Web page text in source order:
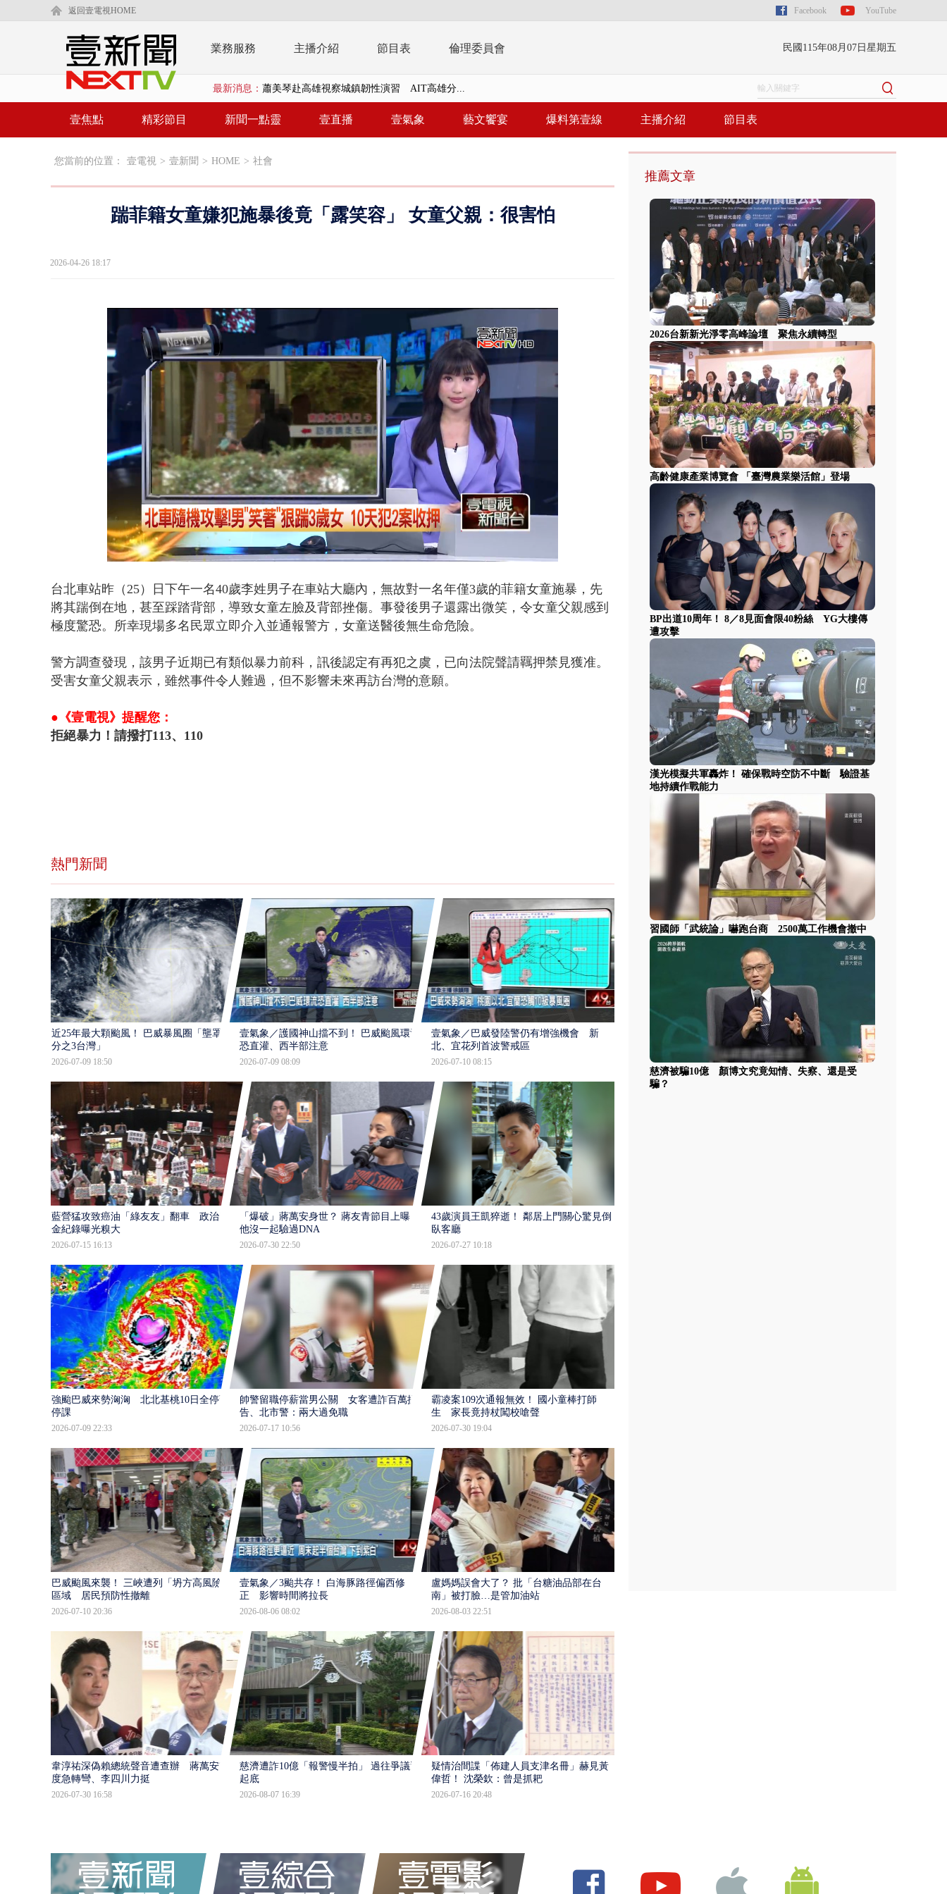
返回壹電視HOME Facebook YouTube
業務服務 主播介紹 節目表 倫理委員會 民國115年08月07日星期五
最新消息： 「鯨魚」挾風雨肆虐菲律賓 土石流災情釀6
BP出道10周年！ 8／8見面會限40粉絲 YG大...
沖繩機場航班取消！ 滯留旅客「拚手速」搶...
蕭美琴赴高雄視察城鎮韌性演習 AIT高雄分...
壹焦點 精彩節目 新聞一點靈 壹直播 壹氣象 藝文饗宴 爆料第壹線 主播介紹 節目表
您當前的位置： 壹電視 > 壹新聞 > HOME > 社會
踹菲籍女童嫌犯施暴後竟「露笑容」 女童父親：很害怕
2026-04-26 18:17
Unmute Loaded:
42.50%
台北車站昨（25） 日下午一名40歲李姓男子在車站大廳內，無故對一名年僅3歲的菲籍女童施暴，先
將其踹倒在地，甚至踩踏背部，導致女童左臉及背部挫傷。事發後男子還露出微笑，令女童父親感到
極度驚恐。 所幸現場多名民眾立即介入並通報警方，女童送醫後無生命危險。
警方調查發現，該男子近期已有類似暴力前科，訊後認定有再犯之虞，已向法院聲請羈押禁見獲准。
受害女童父親表示，雖然事件令人難過，但不影響未來再訪台灣的意願。
●《壹電視》提醒您：
拒絕暴力！請撥打113、110
熱門新聞
近25年最大顆颱風！ 巴威暴風圈「壟罩4
分之3台灣」
2026-07-09 18:50
壹氣象／護國神山擋不到！ 巴威颱風環流
恐直灌、西半部注意
2026-07-09 08:09
壹氣象／巴威發陸警仍有增強機會 新
北、宜花列首波警戒區
2026-07-10 08:15
藍營猛攻致癌油「綠友友」翻車 政治獻
金紀錄曝光糗大
2026-07-15 16:13
「爆破」蔣萬安身世？ 蔣友青節目上曝：
他沒一起驗過DNA
2026-07-30 22:50
43歲演員王凱猝逝！ 鄰居上門關心驚見倒
臥客廳
2026-07-27 10:18
強颱巴威來勢洶洶 北北基桃10日全停班
停課
2026-07-09 22:33
帥警留職停薪當男公關 女客遭詐百萬提
告、北市警：兩大過免職
2026-07-17 10:56
霸凌案109次通報無效！ 國小童棒打師
生 家長竟持杖闖校嗆聲
2026-07-30 19:04
巴威颱風來襲！ 三峽遭列「坍方高風險」
區域 居民預防性撤離
2026-07-10 20:36
壹氣象／3颱共存！ 白海豚路徑偏西修
正 影響時間將拉長
2026-08-06 08:02
盧媽媽誤會大了？ 批「台糖油品部在台
南」被打臉…是管加油站
2026-08-03 22:51
韋淳祐深偽賴總統聲音遭查辦 蔣萬安態
度急轉彎、李四川力挺
2026-07-30 16:58
慈濟遭詐10億「報警慢半拍」 過往爭議遭
起底
2026-08-07 16:39
疑情治間諜「佈建人員支津名冊」赫見黃
偉哲！ 沈榮欽：曾是抓耙
2026-07-16 20:48
推薦文章
2026台新新光淨零高峰論壇 聚焦永續轉型
高齡健康產業博覽會 「臺灣農業樂活館」登場
BP出道10周年！ 8／8見面會限40粉絲 YG大樓傳
遭攻擊
漢光模擬共軍轟炸！ 確保戰時空防不中斷 驗證基
地持續作戰能力
習國師「武統論」嚇跑台商 2500萬工作機會撤中
慈濟被騙10億 顏博文究竟知情、失察、還是受
騙？